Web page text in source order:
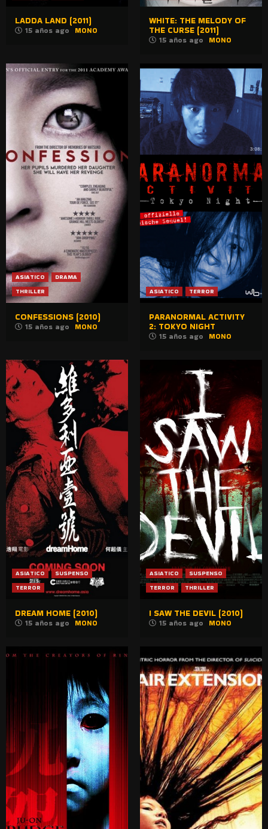
LADDA LAND (2011)
15 años ago MONO
WHITE: THE MELODY OF
THE CURSE (2011)
15 años ago MONO
ASIATICO
DRAMA
THRILLER
CONFESSIONS (2010)
15 años ago MONO
ASIATICO TERROR
PARANORMAL ACTIVITY
2: TOKYO NIGHT
15 años ago MONO
ASIATICO
SUSPENSO
TERROR
DREAM HOME (2010)
15 años ago MONO
ASIATICO
SUSPENSO
TERROR
THRILLER
I SAW THE DEVIL (2010)
15 años ago MONO